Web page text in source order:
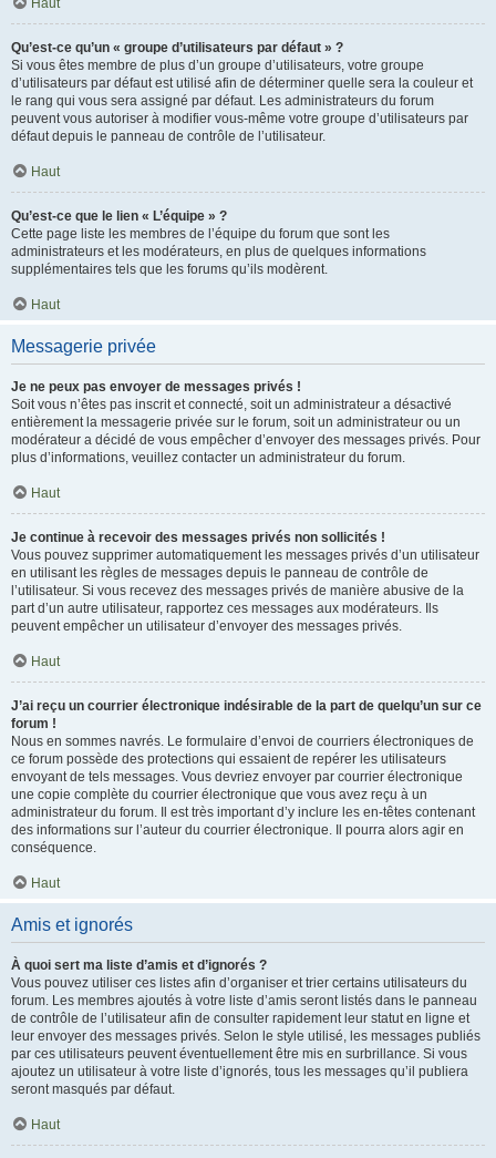
Haut
Qu’est-ce qu’un « groupe d’utilisateurs par défaut » ?
Si vous êtes membre de plus d’un groupe d’utilisateurs, votre groupe
d’utilisateurs par défaut est utilisé afin de déterminer quelle sera la couleur et
le rang qui vous sera assigné par défaut. Les administrateurs du forum
peuvent vous autoriser à modifier vous-même votre groupe d’utilisateurs par
défaut depuis le panneau de contrôle de l’utilisateur.
Haut
Qu’est-ce que le lien « L’équipe » ?
Cette page liste les membres de l’équipe du forum que sont les
administrateurs et les modérateurs, en plus de quelques informations
supplémentaires tels que les forums qu’ils modèrent.
Haut
Messagerie privée
Je ne peux pas envoyer de messages privés !
Soit vous n’êtes pas inscrit et connecté, soit un administrateur a désactivé
entièrement la messagerie privée sur le forum, soit un administrateur ou un
modérateur a décidé de vous empêcher d’envoyer des messages privés. Pour
plus d’informations, veuillez contacter un administrateur du forum.
Haut
Je continue à recevoir des messages privés non sollicités !
Vous pouvez supprimer automatiquement les messages privés d’un utilisateur
en utilisant les règles de messages depuis le panneau de contrôle de
l’utilisateur. Si vous recevez des messages privés de manière abusive de la
part d’un autre utilisateur, rapportez ces messages aux modérateurs. Ils
peuvent empêcher un utilisateur d’envoyer des messages privés.
Haut
J’ai reçu un courrier électronique indésirable de la part de quelqu’un sur ce
forum !
Nous en sommes navrés. Le formulaire d’envoi de courriers électroniques de
ce forum possède des protections qui essaient de repérer les utilisateurs
envoyant de tels messages. Vous devriez envoyer par courrier électronique
une copie complète du courrier électronique que vous avez reçu à un
administrateur du forum. Il est très important d’y inclure les en-têtes contenant
des informations sur l’auteur du courrier électronique. Il pourra alors agir en
conséquence.
Haut
Amis et ignorés
À quoi sert ma liste d’amis et d’ignorés ?
Vous pouvez utiliser ces listes afin d’organiser et trier certains utilisateurs du
forum. Les membres ajoutés à votre liste d’amis seront listés dans le panneau
de contrôle de l’utilisateur afin de consulter rapidement leur statut en ligne et
leur envoyer des messages privés. Selon le style utilisé, les messages publiés
par ces utilisateurs peuvent éventuellement être mis en surbrillance. Si vous
ajoutez un utilisateur à votre liste d’ignorés, tous les messages qu’il publiera
seront masqués par défaut.
Haut